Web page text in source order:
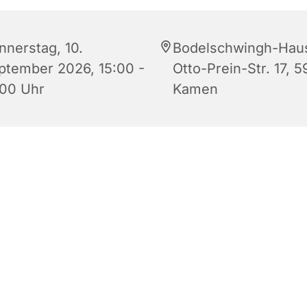
10.
2026, 15:00 -
Uhr
Bodelschwingh-
Otto-Prein-Str. 17,
Kamen